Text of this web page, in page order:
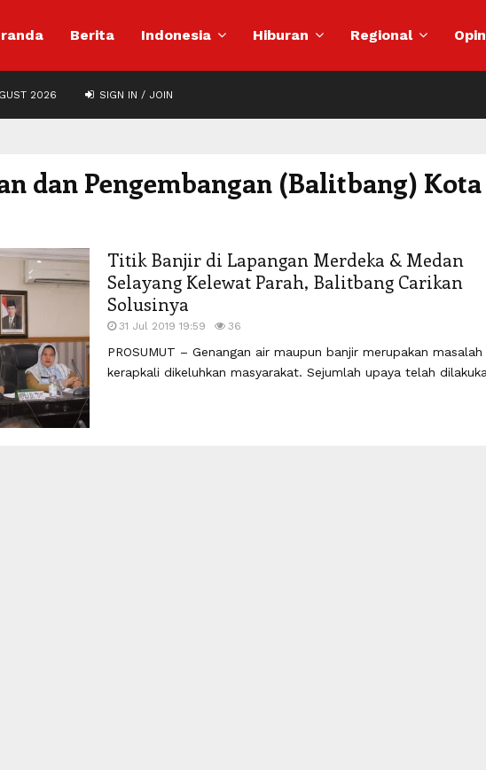
Berita Indonesia Hiburan Regional
2026 SIGN IN / JOIN
dan Pengembangan (Balitbang) Kota
Titik Banjir di Lapangan Merdeka & Medan
Selayang Kelewat Parah, Balitbang Carikan
Solusinya
31 Jul 2019 19:59 36
PROSUMUT – Genangan air maupun banjir merupakan masalah
kerapkali dikeluhkan masyarakat. Sejumlah upaya telah